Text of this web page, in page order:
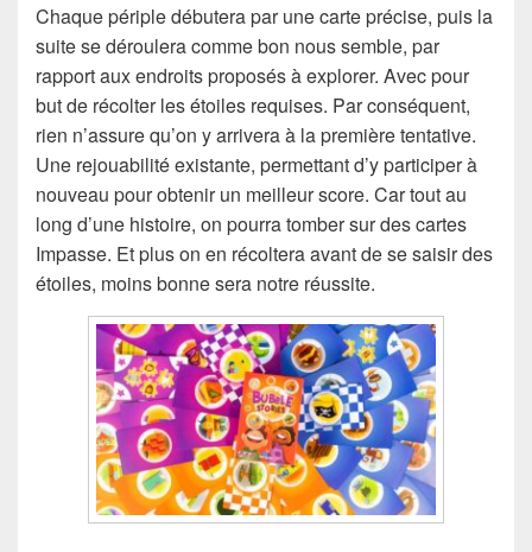
Chaque périple débutera par une carte précise, puis la
suite se déroulera comme bon nous semble, par
rapport aux endroits proposés à explorer. Avec pour
but de récolter les étoiles requises. Par conséquent,
rien n’assure qu’on y arrivera à la première tentative.
Une rejouabilité existante, permettant d’y participer à
nouveau pour obtenir un meilleur score. Car tout au
long d’une histoire, on pourra tomber sur des cartes
Impasse. Et plus on en récoltera avant de se saisir des
étoiles, moins bonne sera notre réussite.